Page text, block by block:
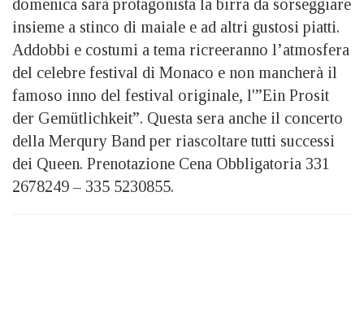
domenica sarà protagonista la birra da sorseggiare
insieme a stinco di maiale e ad altri gustosi piatti.
Addobbi e costumi a tema ricreeranno l’atmosfera
del celebre festival di Monaco e non mancherà il
famoso inno del festival originale, l'”Ein Prosit
der Gemütlichkeit”. Questa sera anche il concerto
della Merqury Band per riascoltare tutti successi
dei Queen. Prenotazione Cena Obbligatoria 331
2678249 – 335 5230855.